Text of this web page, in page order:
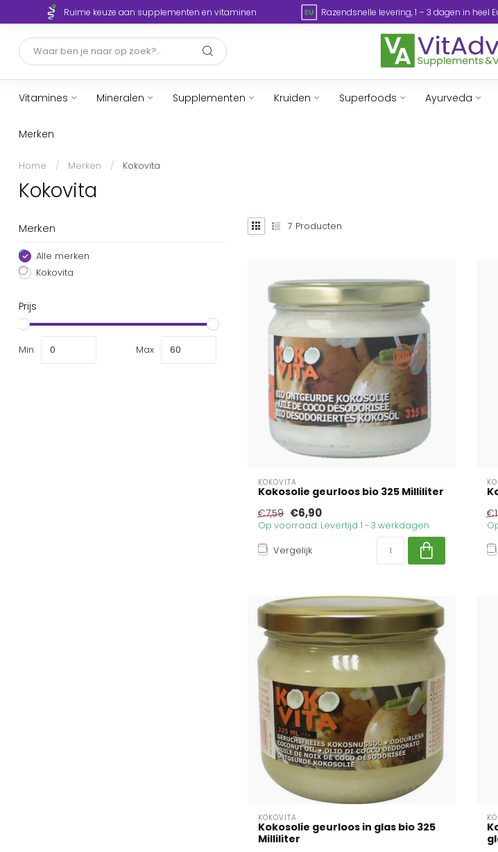
Ruime keuze aan supplementen en vitaminen Razendsnelle levering, 1 – 3 dagen in heel
Vitamines Mineralen Supplementen Kruiden Superfoods Ayurveda
Merken
Home / Merken / Kokovita
Kokovita
Merken
Alle merken
Kokovita
Prijs
Min Max
7 Producten
KOKOVITA
Kokosolie geurloos bio 325 Milliliter
€7,59 €6,90
Op voorraad. Levertijd 1 - 3 werkdagen
Vergelijk
KOKOVITA
Kokosolie geurloos in glas bio 325
Milliliter